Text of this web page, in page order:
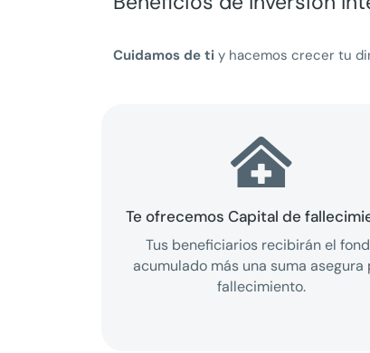
Cuidamos de ti y hacemos crecer tu

Te ofrecemos Capital de
Tus beneficiarios recibirán el
acumulado más una suma asegura
fallecimiento.